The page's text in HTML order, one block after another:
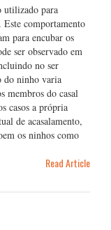
utilizado para
comportamento
para encubar os
ser observado em
no ser
do ninho varia
membros do casal
casos a própria
de acasalamento,
os ninhos como
Read Article